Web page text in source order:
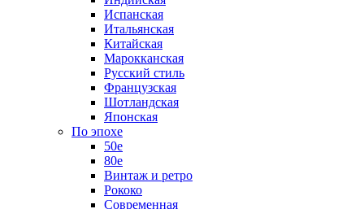
Испанская
Итальянская
Китайская
Марокканская
Русский стиль
Французская
Шотландская
Японская
По эпохе
50е
80е
Винтаж и ретро
Рококо
Современная